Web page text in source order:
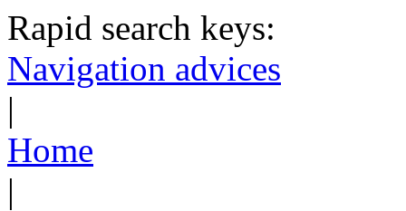
Rapid search keys:
Navigation advices
|
Home
|